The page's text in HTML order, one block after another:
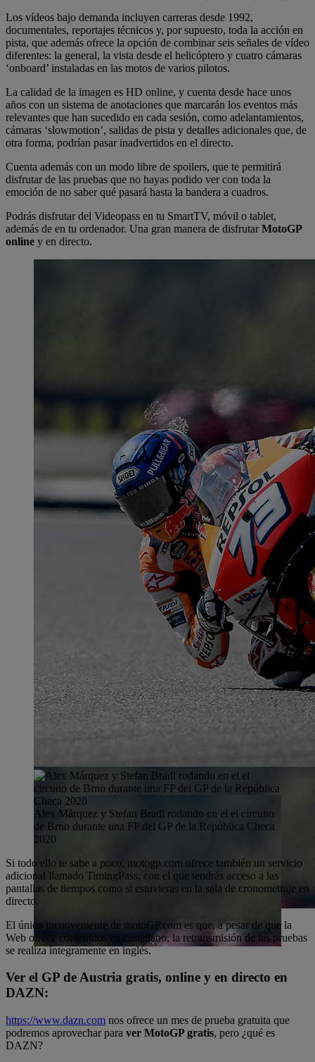
Los vídeos bajo demanda incluyen carreras desde 1992,
documentales, reportajes técnicos y, por supuesto, toda la acción en
pista, que además ofrece la opción de combinar seis señales de vídeo
diferentes: la general, la vista desde el helicóptero y cuatro cámaras
‘onboard’ instaladas en las motos de varios pilotos.
La calidad de la imagen es HD online, y cuenta desde hace unos
años con un sistema de anotaciones que marcarán los eventos más
relevantes que han sucedido en cada sesión, como adelantamientos,
cámaras ‘slowmotion’, salidas de pista y detalles adicionales que, de
otra forma, podrían pasar inadvertidos en el directo.
Cuenta además con un modo libre de spoilers, que te permitirá
disfrutar de las pruebas que no hayas podido ver con toda la
emoción de no saber qué pasará hasta la bandera a cuadros.
Podrás disfrutar del Videopass en tu SmartTV, móvil o tablet,
además de en tu ordenador. Una gran manera de disfrutarMotoGP
online y en directo.
Álex Márquez y Stefan Bradl rodando en el el circuito
de Brno durante una FP del GP de la República Checa
2020
Si todo ello te sabe a poco, motogp.com ofrece también un servicio
adicional llamado TimingPass, con el que tendrás acceso a las
pantallas de tiempos como si estuvieras en la sala de cronometraje en
directo.
El único inconveniente de motoGP.com es que, a pesar de que la
Web ofrece contenidos en castellano, la retransmisión de las pruebas
se realiza íntegramente en inglés.
Ver el GP de Austria gratis, online y en directo en
DAZN:
https://www.dazn.com nos ofrece un mes de prueba gratuita que
podremos aprovechar para ver MotoGP gratis, pero ¿qué es
DAZN?